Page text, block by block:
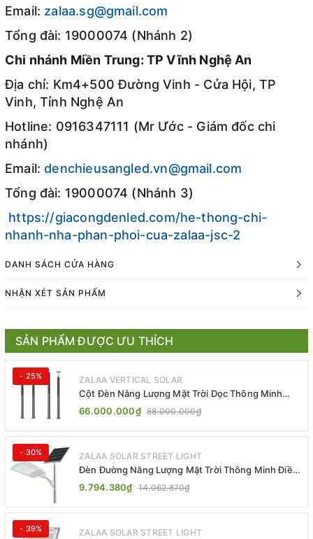
Email: zalaa.sg@gmail.com
Tổng đài: 19000074 (Nhánh 2)
Chi nhánh Miền Trung: TP Vĩnh Nghệ An
Địa chỉ: Km4+500 Đường Vinh - Cửa Hội, TP
Vinh, Tỉnh Nghệ An
Hotline: 0916347111 (Mr Ước - Giám đốc chi
nhánh)
Email:denchieusangled.vn@gmail.com
Tổng đài: 19000074 (Nhánh 3)
https://giacongdenled.com/he-thong-chi-
nhanh-nha-phan-phoi-cua-zalaa-jsc-2
DANH SÁCH CỬA HÀNG
NHẬN XÉT SẢN PHẨM
SẢN PHẨM ĐƯỢC ƯU THÍCH
- 25% ZALAA VERTICAL SOLAR
Cột Đèn Năng Lượng Mặt Trời Dọc Thông Minh
ZSR-YYDS-360 | ZALAA Jsc
66.000.000₫ 88.000.000₫
- 30% ZALAA SOLAR STREET LIGHT
Đèn Đường Năng Lượng Mặt Trời Thông Minh Điều
Khiển MPPT ZL-GMX01 ZALAA
9.794.380₫ 14.062.870₫
- 39% ZALAA SOLAR STREET LIGHT